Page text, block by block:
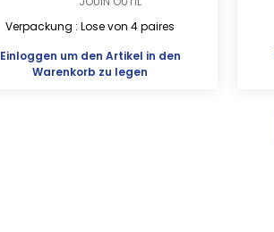
Verpackung : Lose von 4 paires
Einloggen um den Artikel in den
Warenkorb zu legen